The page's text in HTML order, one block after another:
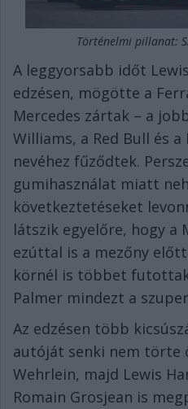
Történelmi pillanat:
A leggyorsabb időt
edzésen, mögötte a
Mercedes zártak – a
Williams, a Red Bull és
nevéhez fűződtek.
gumihasználat miatt
következtetéseket
látszik egyelőre, hogy a
ezúttal is a mezőny
körnél is többet
Palmer mindezt a
Az edzésen több
autóját senki nem törte
Wehrlein, majd Lewis
Romain Grosjean is